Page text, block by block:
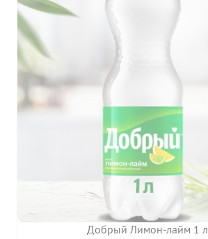
ИНФОРМАЦИЯ
УСЛОВИЯ ДОСТАВКИ
ОПЛАТА
КЭШБЭК
ПОЛИТИКА
КОНФИДЕНЦИАЛЬНОСТИ
ПОЛЬЗОВАТЕЛЬСКОЕ
СОГЛАШЕНИЕ
ПУБЛИЧНАЯ ОФЕРТА
ФРАНШИЗА
Добрый Лимон-лайм 1 л